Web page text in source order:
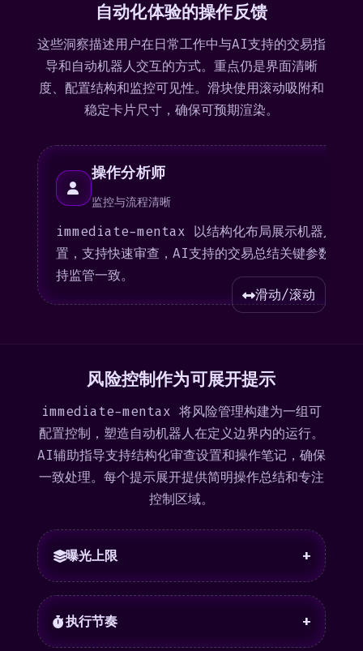
自动化体验的操作反馈
这些洞察描述用户在日常工作中与AI支持的交易指
导和自动机器人交互的方式。重点仍是界面清晰
度、配置结构和监控可见性。滑块使用滚动吸附和
稳定卡片尺寸，确保可预期渲染。
操作分析师
监控与流程清晰
immediate-mentax 以结构化布局展示机器人配
置，支持快速审查，AI支持的交易总结关键参数以保
持监管一致。
滑动/滚动
风险控制作为可展开提示
immediate-mentax 将风险管理构建为一组可
配置控制，塑造自动机器人在定义边界内的运行。
AI辅助指导支持结构化审查设置和操作笔记，确保
一致处理。每个提示展开提供简明操作总结和专注
控制区域。
曝光上限 +
执行节奏 +